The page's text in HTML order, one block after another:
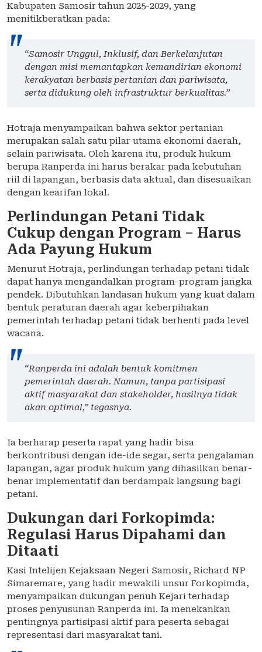
Kabupaten Samosir tahun 2025-2029, yang
menitikberatkan pada:
“Samosir Unggul, Inklusif, dan Berkelanjutan
dengan misi memantapkan kemandirian ekonomi
kerakyatan berbasis pertanian dan pariwisata,
serta didukung oleh infrastruktur berkualitas.”
Hotraja menyampaikan bahwa sektor pertanian
merupakan salah satu pilar utama ekonomi daerah,
selain pariwisata. Oleh karena itu, produk hukum
berupa Ranperda ini harus berakar pada kebutuhan
riil di lapangan, berbasis data aktual, dan disesuaikan
dengan kearifan lokal.
Perlindungan Petani Tidak
Cukup dengan Program – Harus
Ada Payung Hukum
Menurut Hotraja, perlindungan terhadap petani tidak
dapat hanya mengandalkan program-program jangka
pendek. Dibutuhkan landasan hukum yang kuat dalam
bentuk peraturan daerah agar keberpihakan
pemerintah terhadap petani tidak berhenti pada level
wacana.
“Ranperda ini adalah bentuk komitmen
pemerintah daerah. Namun, tanpa partisipasi
aktif masyarakat dan stakeholder, hasilnya tidak
akan optimal,” tegasnya.
Ia berharap peserta rapat yang hadir bisa
berkontribusi dengan ide-ide segar, serta pengalaman
lapangan, agar produk hukum yang dihasilkan benar-
benar implementatif dan berdampak langsung bagi
petani.
Dukungan dari Forkopimda:
Regulasi Harus Dipahami dan
Ditaati
Kasi Intelijen Kejaksaan Negeri Samosir, Richard NP
Simaremare, yang hadir mewakili unsur Forkopimda,
menyampaikan dukungan penuh Kejari terhadap
proses penyusunan Ranperda ini. Ia menekankan
pentingnya partisipasi aktif para peserta sebagai
representasi dari masyarakat tani.